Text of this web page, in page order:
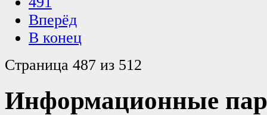
Вперёд
В конец
Страница 487 из 512
Информационные